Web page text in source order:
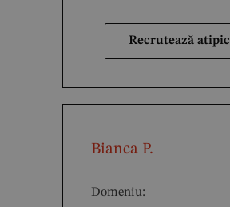
Recrutează atipic
Bianca P.
Domeniu: